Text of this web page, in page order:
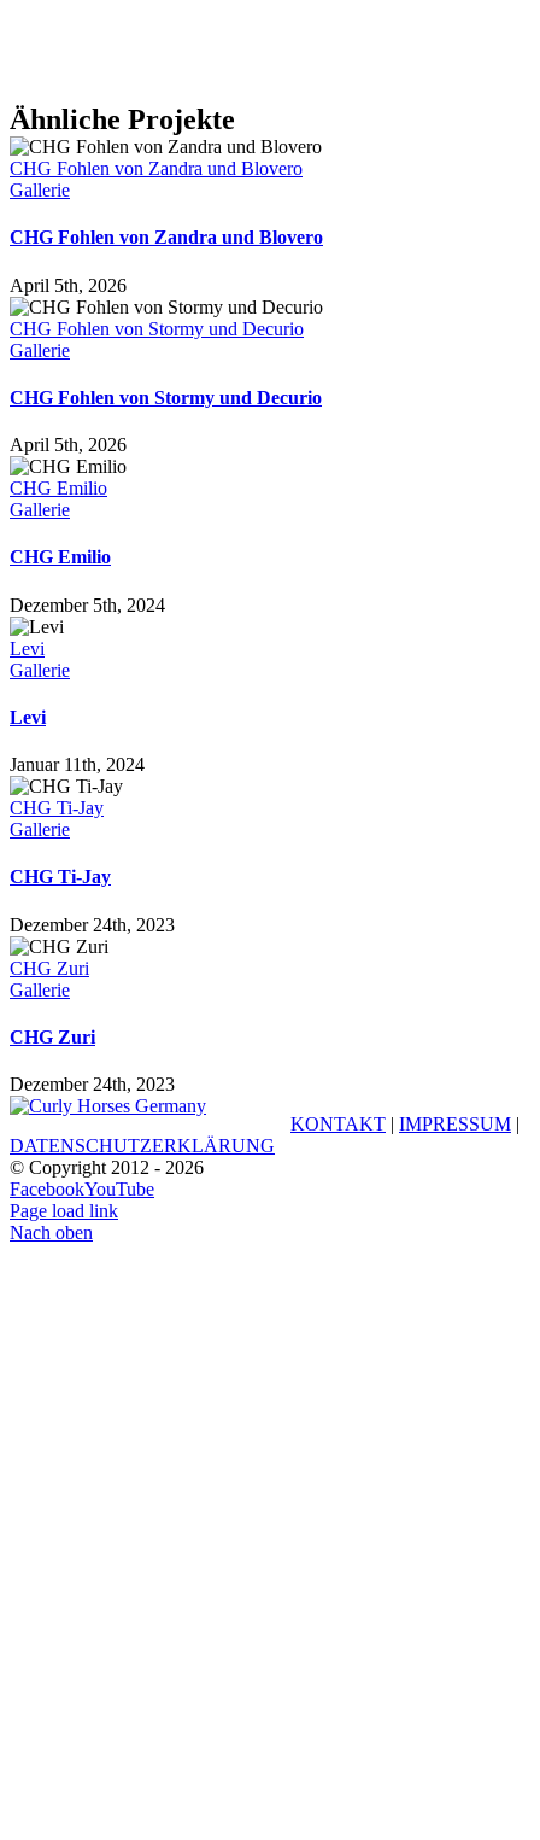
Ähnliche Projekte
CHG Fohlen von Zandra und Blovero
Gallerie
CHG Fohlen von Zandra und Blovero
April 5th, 2026
CHG Fohlen von Stormy und Decurio
Gallerie
CHG Fohlen von Stormy und Decurio
April 5th, 2026
CHG Emilio
Gallerie
CHG Emilio
Dezember 5th, 2024
Levi
Gallerie
Levi
Januar 11th, 2024
CHG Ti-Jay
Gallerie
CHG Ti-Jay
Dezember 24th, 2023
CHG Zuri
Gallerie
CHG Zuri
Dezember 24th, 2023
KONTAKT | IMPRESSUM |
DATENSCHUTZERKLÄRUNG
© Copyright 2012 - 2026
FacebookYouTube
Page load link
Nach oben